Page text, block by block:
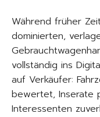
Während früher
dominierten,
vollständig ins
auf Verkäufer:
bewertet, Inserate
Interessenten